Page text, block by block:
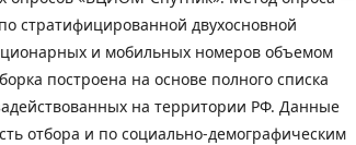
стратифицированной двухосновной
и мобильных номеров объемом
построена на основе полного списка
на территории РФ. Данные
отбора и по социально-демографическим